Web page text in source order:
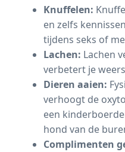
Knuffelen:
en zelfs
tijdens seks of
Lachen: Lachen
verbetert je
Dieren aaien:
verhoogt de
een
hond van de
Complimenten